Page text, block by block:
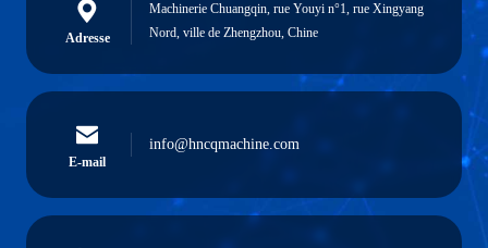
Adresse
Machinerie Chuangqin, rue Youyi n°1, rue Xingyang
Nord, ville de Zhengzhou, Chine
E-mail
info@hncqmachine.com